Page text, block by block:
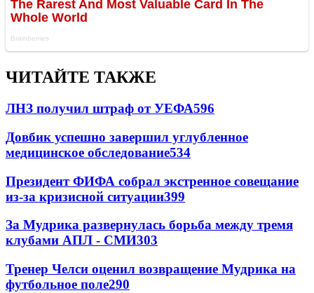
ЧИТАЙТЕ ТАКЖЕ
ЛНЗ получил штраф от УЕФА596
Довбик успешно завершил углубленное
медицинское обследование534
Президент ФИФА собрал экстренное совещание
из-за кризисной ситуации399
За Мудрика развернулась борьба между тремя
клубами АПЛ - СМИ303
Тренер Челси оценил возвращение Мудрика на
футбольное поле290